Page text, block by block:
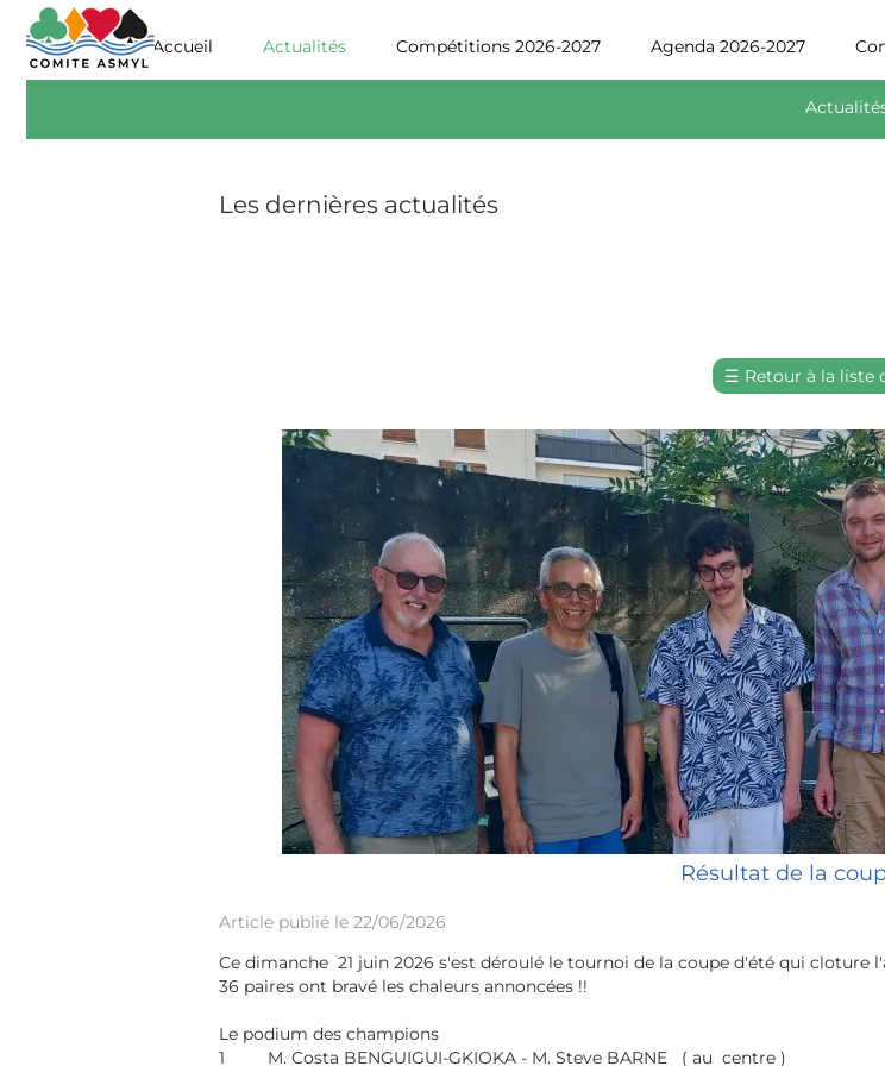
Accueil Actualités Compétitions 2026-2027 Agenda 2026-2027
Actualités
Les dernières actualités
☰ Retour à la liste
Résultat de la coupe
Article publié le 22/06/2026
Ce dimanche 21 juin 2026 s'est déroulé le tournoi de la coupe d'été qui cloture
36 paires ont bravé les chaleurs annoncées !!
Le podium des champions
1 M. Costa BENGUIGUI-GKIOKA - M. Steve BARNE ( au centre )